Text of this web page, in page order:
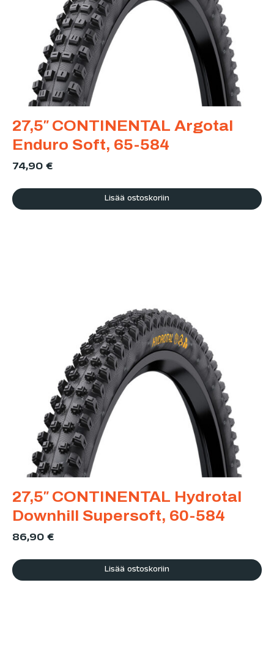
27,5″ CONTINENTAL Argotal
Enduro Soft, 65-584
74,90€
Lisää ostoskoriin
27,5″ CONTINENTAL Hydrotal
Downhill Supersoft, 60-584
86,90€
Lisää ostoskoriin